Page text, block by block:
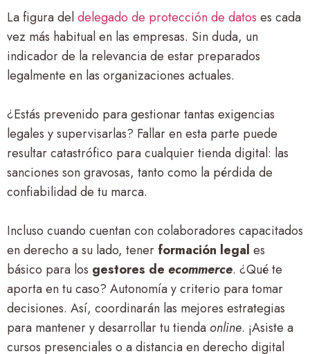
La figura deldelegado de protección de datos es cada
vez más habitual en las empresas. Sin duda, un
indicador de la relevancia de estar preparados
legalmente en las organizaciones actuales.
¿Estás prevenido para gestionar tantas exigencias
legales y supervisarlas? Fallar en esta parte puede
resultar catastrófico para cualquier tienda digital: las
sanciones son gravosas, tanto como la pérdida de
confiabilidad de tu marca.
Incluso cuando cuentan con colaboradores capacitados
en derecho a su lado, tener formación legal es
básico para los gestores de ecommerce. ¿Qué te
aporta en tu caso? Autonomía y criterio para tomar
decisiones. Así, coordinarán las mejores estrategias
para mantener y desarrollar tu tienda online. ¡Asiste a
cursos presenciales o a distancia en derecho digital